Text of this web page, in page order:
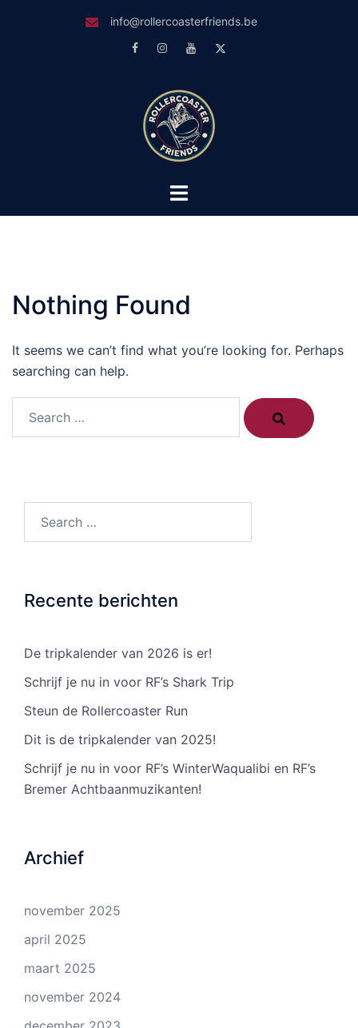
info@rollercoasterfriends.be
FacebookInstagram
Youtube
Toggle
Nothing Found
It seems we can’t find what you’re looking for. Perhaps
searching can help.
Recente berichten
De tripkalender van 2026 is er!
Schrijf je nu in voor RF’s Shark Trip
Steun de Rollercoaster Run
Dit is de tripkalender van 2025!
Schrijf je nu in voor RF’s WinterWaqualibi en RF’s
Bremer Achtbaanmuzikanten!
Archief
november 2025
april 2025
maart 2025
november 2024